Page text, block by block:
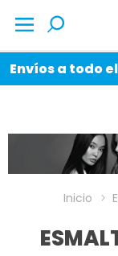
Envíos a todo
Inicio